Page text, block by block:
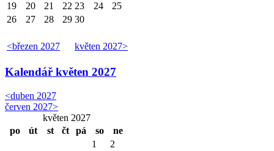
<březen 2027 květen 2027>
19
20 21 22 23 24
25
26
27 28 29 30
Kalendář květen 2027
<duben 2027
červen 2027>
květen 2027
po
út st čt pá so ne
1
2